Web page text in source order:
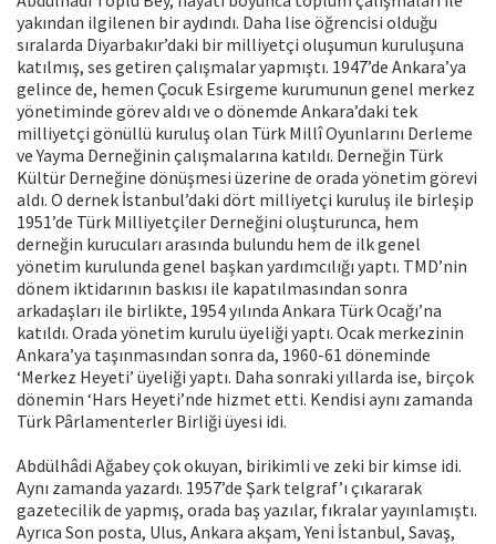
yakından ilgilenen bir aydındı. Daha lise öğrencisi olduğu
sıralarda Diyarbakır’daki bir milliyetçi oluşumun kuruluşuna
katılmış, ses getiren çalışmalar yapmıştı. 1947’de Ankara’ya
gelince de, hemen Çocuk Esirgeme kurumunun genel merkez
yönetiminde görev aldı ve o dönemde Ankara’daki tek
milliyetçi gönüllü kuruluş olan Türk Millî Oyunlarını Derleme
ve Yayma Derneğinin çalışmalarına katıldı. Derneğin Türk
Kültür Derneğine dönüşmesi üzerine de orada yönetim görevi
aldı. O dernek İstanbul’daki dört milliyetçi kuruluş ile birleşip
1951’de Türk Milliyetçiler Derneğini oluşturunca, hem
derneğin kurucuları arasında bulundu hem de ilk genel
yönetim kurulunda genel başkan yardımcılığı yaptı. TMD’nin
dönem iktidarının baskısı ile kapatılmasından sonra
arkadaşları ile birlikte, 1954 yılında Ankara Türk Ocağı’na
katıldı. Orada yönetim kurulu üyeliği yaptı. Ocak merkezinin
Ankara’ya taşınmasından sonra da, 1960-61 döneminde
‘Merkez Heyeti’ üyeliği yaptı. Daha sonraki yıllarda ise, birçok
dönemin ‘Hars Heyeti’nde hizmet etti. Kendisi aynı zamanda
Türk Pârlamenterler Birliği üyesi idi.
Abdülhâdi Ağabey çok okuyan, birikimli ve zeki bir kimse idi.
Aynı zamanda yazardı. 1957’de Şark telgraf’ı çıkararak
gazetecilik de yapmış, orada baş yazılar, fıkralar yayınlamıştı.
Ayrıca Son posta, Ulus, Ankara akşam, Yeni İstanbul, Savaş,